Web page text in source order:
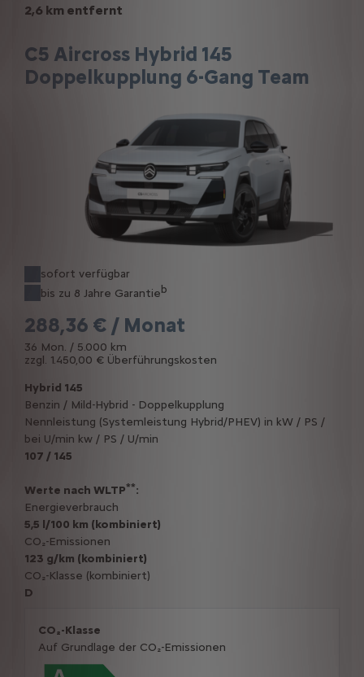
2,6 km entfernt
C5 Aircross Hybrid 145
Doppelkupplung 6-Gang Team
sofort verfügbar
bis zu 8 Jahre Garantieb
288,36 € / Monat
36 Mon. / 5.000 km
zzgl. 1.450,00 € Überführungskosten
Hybrid 145
Benzin / Mild-Hybrid - Doppelkupplung
Nennleistung (Systemleistung Hybrid/PHEV) in kW / PS /
bei U/min kw / PS / U/min
107 / 145
Werte nach WLTP**:
Energieverbrauch
5,5 l/100 km (kombiniert)
CO₂-Emissionen
123 g/km (kombiniert)
CO₂-Klasse (kombiniert)
D
CO₂-Klasse
Auf Grundlage der CO₂-Emissionen